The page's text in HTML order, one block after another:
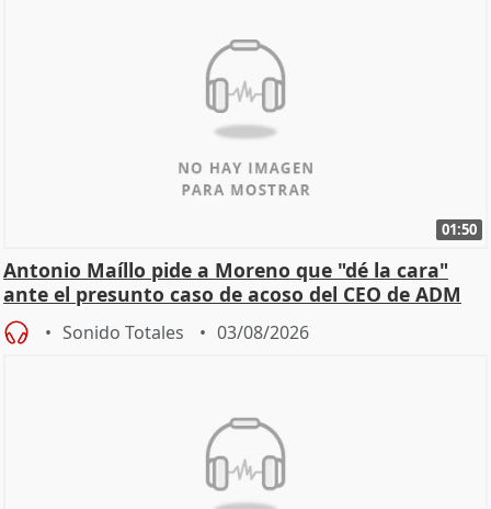
01:50
Antonio Maíllo pide a Moreno que "dé la cara"
ante el presunto caso de acoso del CEO de ADM
Sonido Totales 03/08/2026